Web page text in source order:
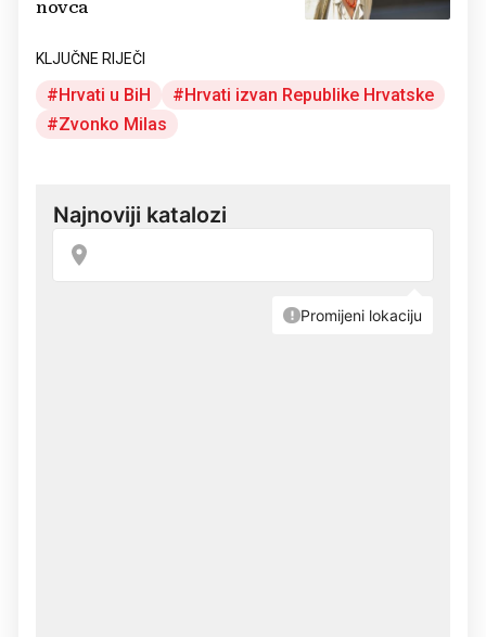
novca
KLJUČNE RIJEČI
Hrvati u BiH
Hrvati izvan Republike Hrvatske
Zvonko Milas